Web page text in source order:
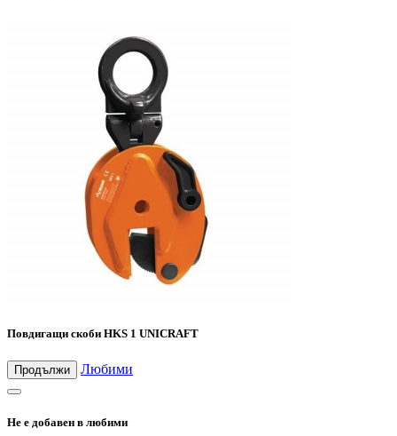
Повдигащи скоби HKS 1 UNICRAFT
Продължи Любими
Не е добавен в любими